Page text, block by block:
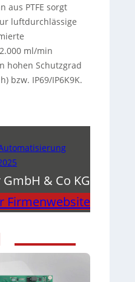
aus PTFE sorgt
luftdurchlässige
ml/min
hohen Schutzgrad
bzw. IP69/IP6K9K.
GmbH & Co KG
Firmenwebsite